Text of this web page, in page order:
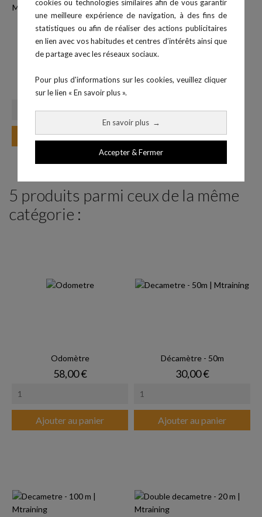
cookies ou technologies similaires afin de vous garantir
une meilleure expérience de navigation, à des fins de
statistiques ou afin de réaliser des actions publicitaires
en lien avec vos habitudes et centres d’intérêts ainsi que
de partage avec les réseaux sociaux.
Pour plus d'informations sur les cookies, veuillez cliquer
sur le lien « En savoir plus ».
En savoir plus →
Accepter & Fermer
Prix
42,05 €
Ajouter au panier
5 produits parmi ceux de la même
catégorie :
Odomètre
Prix
58,00 €
Ajouter au panier
Décamètre - 50m
Prix
30,00 €
Ajouter au panier